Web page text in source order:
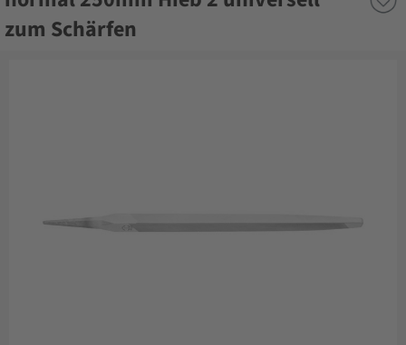
zum Schärfen